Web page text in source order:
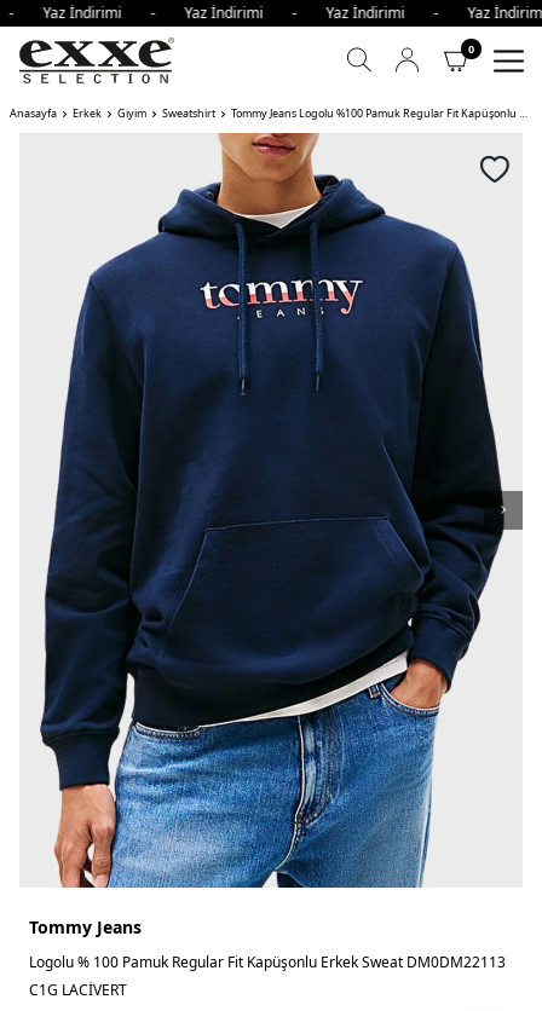
Yaz İndirimi - Yaz İndirimi - Yaz İndirimi - Yaz
0
Anasayfa Erkek Giyim Sweatshirt Tommy Jeans Logolu %100 Pamuk Regular Fit Kapüşonlu Erkek Sweat
Tommy Jeans
Logolu % 100 Pamuk Regular Fit Kapüşonlu Erkek Sweat DM0DM22113
C1G LACİVERT